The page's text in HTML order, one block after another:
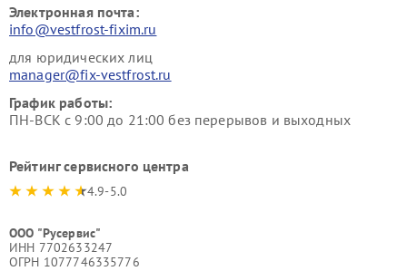
Электронная почта:
info@vestfrost-fixim.ru
для юридических лиц
manager@fix-vestfrost.ru
График работы:
ПН-ВСК с 9:00 до 21:00 без перерывов и выходных
Рейтинг сервисного центра
4.9-5.0
ООО "Русервис"
ИНН 7702633247
ОГРН 1077746335776